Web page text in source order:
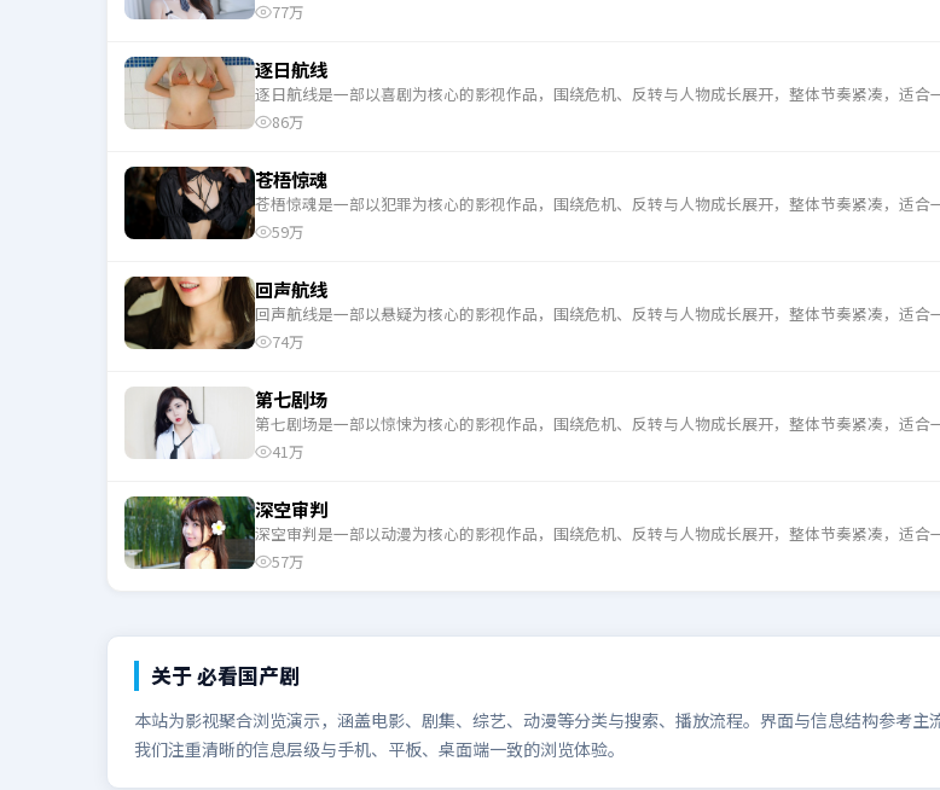
77万
逐日航线
逐日航线是一部以喜剧为核心的影视作品，围绕危机、反转与人物成长展开，整体节奏紧凑，适合
86万
苍梧惊魂
苍梧惊魂是一部以犯罪为核心的影视作品，围绕危机、反转与人物成长展开，整体节奏紧凑，适合
59万
回声航线
回声航线是一部以悬疑为核心的影视作品，围绕危机、反转与人物成长展开，整体节奏紧凑，适合
74万
第七剧场
第七剧场是一部以惊悚为核心的影视作品，围绕危机、反转与人物成长展开，整体节奏紧凑，适合
41万
深空审判
深空审判是一部以动漫为核心的影视作品，围绕危机、反转与人物成长展开，整体节奏紧凑，适合
57万
关于必看国产剧
本站为影视聚合浏览演示，涵盖电影、剧集、综艺、动漫等分类与搜索、播放流程。界面与信息结构参考
我们注重清晰的信息层级与手机、平板、桌面端一致的浏览体验。